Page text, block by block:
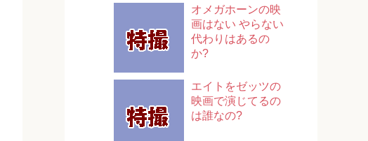
オメガホーンの映
画はない やらない
代わりはあるの
か?
エイトをゼッツの
映画で演じてるの
は誰なの?